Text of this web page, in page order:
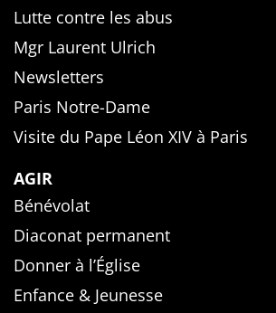
Lutte contre les abus
Mgr Laurent Ulrich
Newsletters
Paris Notre-Dame
Visite du Pape Léon XIV à Paris
AGIR
Bénévolat
Diaconat permanent
Donner à l’Église
Enfance & Jeunesse